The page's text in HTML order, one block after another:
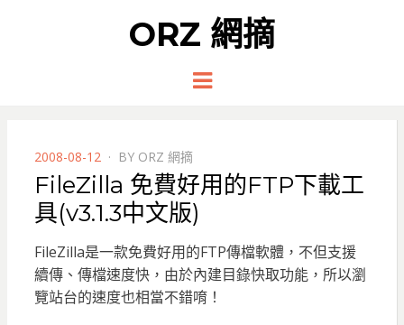
ORZ 網摘
Menu
POSTED
ON
2008-08-12 BY ORZ 網摘
FileZilla 免費好用的FTP下載工
具(v3.1.3中文版)
FileZilla是一款免費好用的FTP傳檔軟體，不但支援
續傳、傳檔速度快，由於內建目錄快取功能，所以瀏
覽站台的速度也相當不錯唷！